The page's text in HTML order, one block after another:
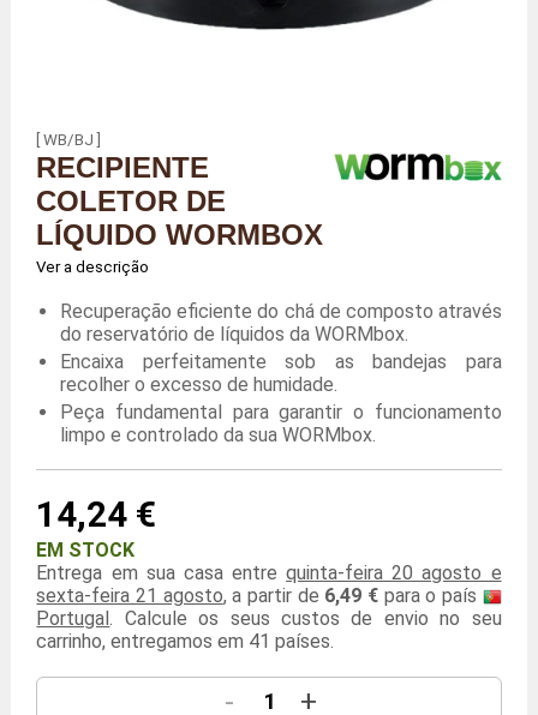
[ WB/BJ ]
RECIPIENTE
COLETOR DE
LÍQUIDO WORMBOX
Ver a descrição
Recuperação eficiente do chá de composto através
do reservatório de líquidos da WORMbox.
Encaixa perfeitamente sob as bandejas para
recolher o excesso de humidade.
Peça fundamental para garantir o funcionamento
limpo e controlado da sua WORMbox.
14,24 €
EM STOCK
Entrega em sua casa entrequinta-feira 20 agosto e
sexta-feira 21 agosto, a partir de 6,49 € para o país
Portugal. Calcule os seus custos de envio no seu
carrinho, entregamos em 41 países.
- +